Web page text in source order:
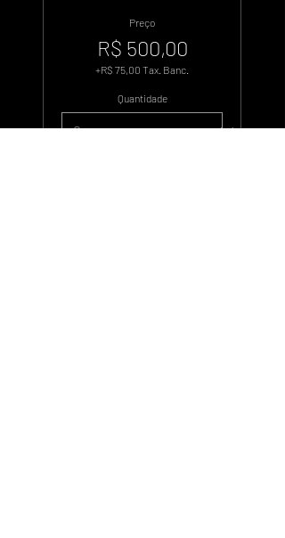
Preço
R$ 500,00
+R$ 75,00 Tax. Banc.
Quantidade